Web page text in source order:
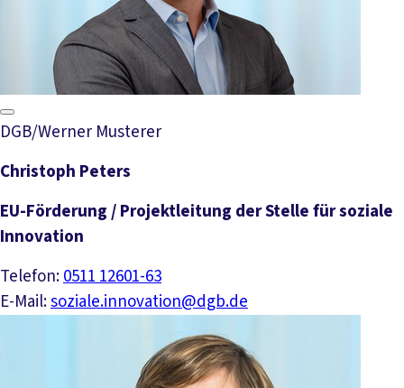
DGB/Werner Musterer
Christoph Peters
EU-Förderung / Projektleitung der Stelle für soziale
Innovation
Telefon:0511 12601-63
E-Mail:soziale.innovation@dgb.de